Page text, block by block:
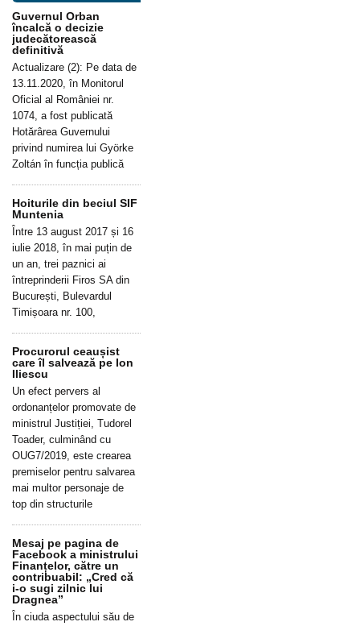
Guvernul Orban
încalcă o decizie
judecătorească
definitivă
Actualizare (2): Pe data de
13.11.2020, în Monitorul
Oficial al României nr.
1074, a fost publicată
Hotărârea Guvernului
privind numirea lui Györke
Zoltán în funcția publică
Hoiturile din beciul SIF
Muntenia
Între 13 august 2017 și 16
iulie 2018, în mai puțin de
un an, trei paznici ai
întreprinderii Firos SA din
București, Bulevardul
Timișoara nr. 100,
Procurorul ceaușist
care îl salvează pe Ion
Iliescu
Un efect pervers al
ordonanțelor promovate de
ministrul Justiției, Tudorel
Toader, culminând cu
OUG7/2019, este crearea
premiselor pentru salvarea
mai multor personaje de
top din structurile
Mesaj pe pagina de
Facebook a ministrului
Finanțelor, către un
contribuabil: „Cred că
i-o sugi zilnic lui
Dragnea”
În ciuda aspectului său de